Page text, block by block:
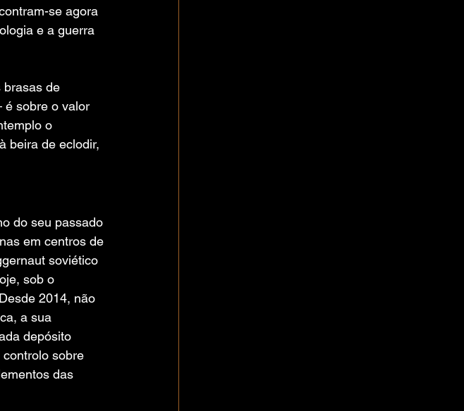
se agora
e a guerra
brasas de
é sobre o valor
o
beira de eclodir,
do seu passado
em centros de
soviético
sob o
2014, não
a sua
depósito
sobre
das